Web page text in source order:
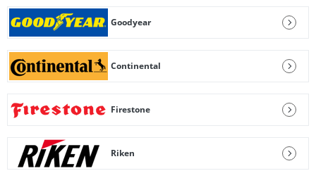
Goodyear
Continental
Firestone
Riken